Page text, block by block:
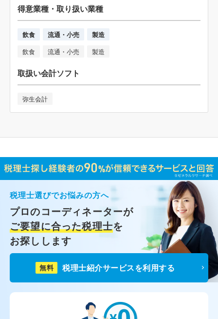
得意業種・取り扱い業種
飲食 流通・小売 製造
飲食 流通・小売 製造
取扱い会計ソフト
弥生会計
税理士選びでお悩みの方へ
プロのコーディネーターが
ご要望に合った税理士を
お探しします
無料 税理士紹介サービスを利用する